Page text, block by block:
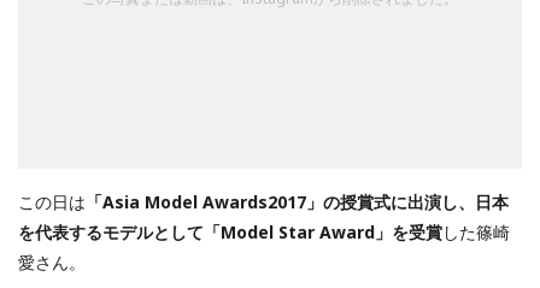
この日は 「Asia Model Awards2017」の授賞式に出演し、日本
を代表するモデルとして「Model Star Award」を受賞した篠崎
愛さん。